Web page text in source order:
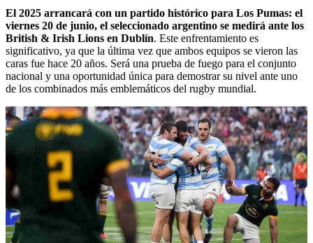
El 2025 arrancará con un partido histórico para Los Pumas: el
viernes 20 de junio, el seleccionado argentino se medirá ante los
British & Irish Lions en Dublín. Este enfrentamiento es
significativo, ya que la última vez que ambos equipos se vieron las
caras fue hace 20 años. Será una prueba de fuego para el conjunto
nacional y una oportunidad única para demostrar su nivel ante uno
de los combinados más emblemáticos del rugby mundial.